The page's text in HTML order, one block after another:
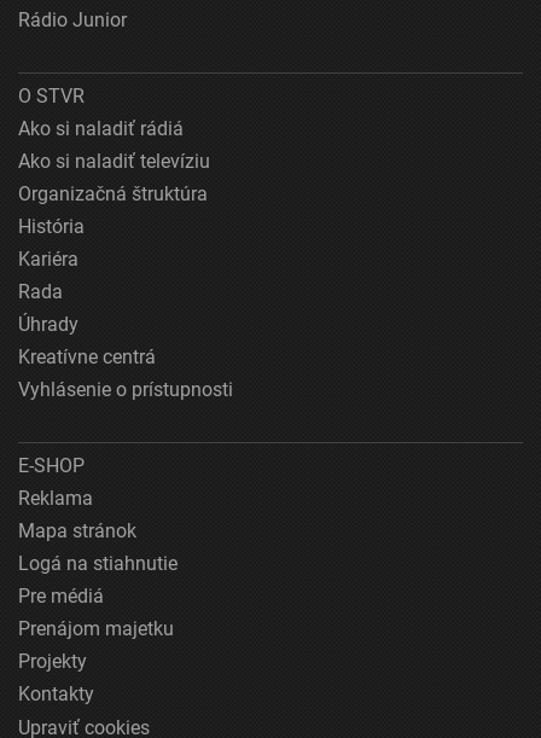
Rádio Junior
O STVR
Ako si naladiť rádiá
Ako si naladiť televíziu
Organizačná štruktúra
História
Kariéra
Rada
Úhrady
Kreatívne centrá
Vyhlásenie o prístupnosti
E-SHOP
Reklama
Mapa stránok
Logá na stiahnutie
Pre médiá
Prenájom majetku
Projekty
Kontakty
Upraviť cookies